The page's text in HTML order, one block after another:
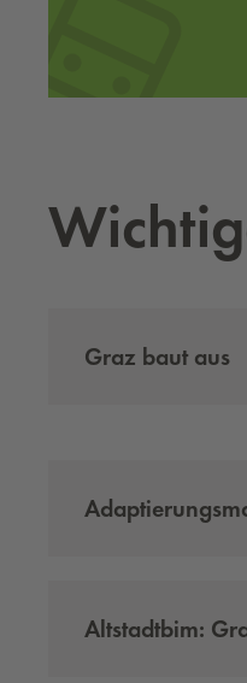
Graz baut aus
Altstadtbim: